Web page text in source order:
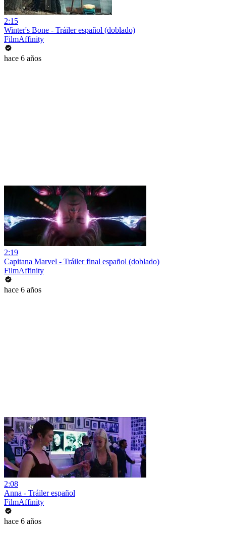
2:15
Winter's Bone - Tráiler español (doblado)
FilmAffinity
hace 6 años
2:19
Capitana Marvel - Tráiler final español (doblado)
FilmAffinity
hace 6 años
2:08
Anna - Tráiler español
FilmAffinity
hace 6 años